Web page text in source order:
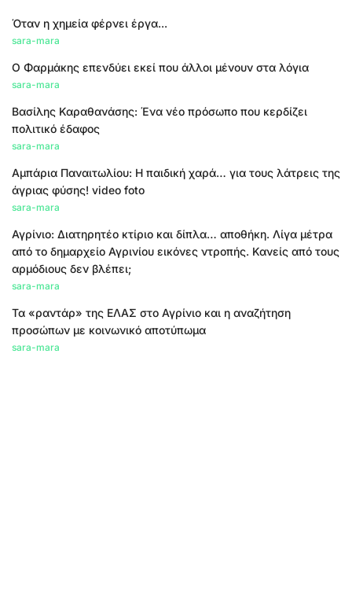
Όταν η χημεία φέρνει έργα...
sara-mara
Ο Φαρμάκης επενδύει εκεί που άλλοι μένουν στα λόγια
sara-mara
Βασίλης Καραθανάσης: Ένα νέο πρόσωπο που κερδίζει
πολιτικό έδαφος
sara-mara
Αμπάρια Παναιτωλίου: Η παιδική χαρά… για τους λάτρεις της
άγριας φύσης! video foto
sara-mara
Αγρίνιο: Διατηρητέο κτίριο και δίπλα… αποθήκη. Λίγα μέτρα
από το δημαρχείο Αγρινίου εικόνες ντροπής. Κανείς από τους
αρμόδιους δεν βλέπει;
sara-mara
Τα «ραντάρ» της ΕΛΑΣ στο Αγρίνιο και η αναζήτηση
προσώπων με κοινωνικό αποτύπωμα
sara-mara